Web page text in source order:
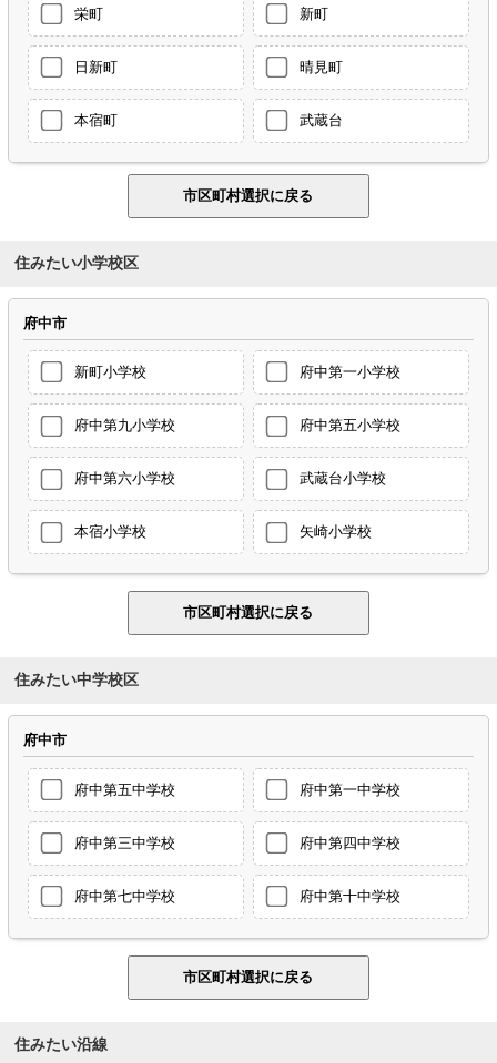
栄町 新町
日新町 晴見町
本宿町 武蔵台
住みたい小学校区
府中市
新町小学校 府中第一小学校
府中第九小学校 府中第五小学校
府中第六小学校 武蔵台小学校
本宿小学校 矢崎小学校
住みたい中学校区
府中市
府中第五中学校 府中第一中学校
府中第三中学校 府中第四中学校
府中第七中学校 府中第十中学校
住みたい沿線